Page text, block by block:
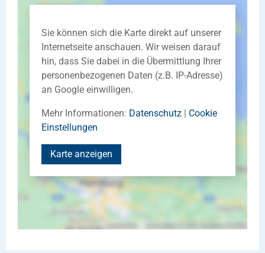
Sie können sich die Karte direkt auf unserer
Internetseite anschauen. Wir weisen darauf
hin, dass Sie dabei in die Übermittlung Ihrer
personenbezogenen Daten (z.B. IP-Adresse)
an Google einwilligen.
Mehr Informationen: Datenschutz | Cookie
Einstellungen
Karte anzeigen